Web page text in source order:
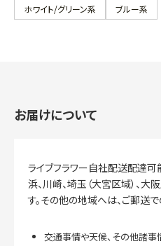
ホワイト/グリーン系
ブルー系
お届けについて
ライブフラワー自社配送配達可
浜、川崎、埼玉（大宮区域）、大
す。その他の地域へは、ご郵送
交通事情や天候、その他諸事